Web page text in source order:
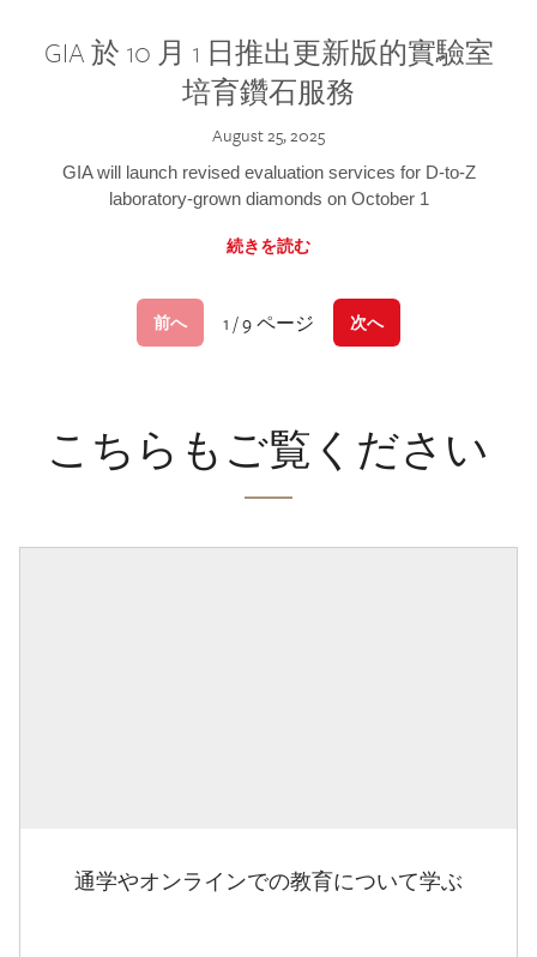
GIA 於 10 月 1 日推出更新版的實驗室
培育鑽石服務
August 25, 2025
GIA will launch revised evaluation services for D-to-Z
laboratory-grown diamonds on October 1
続きを読む
前へ 1 / 9 ページ 次へ
こちらもご覧ください
通学やオンラインでの教育について学ぶ